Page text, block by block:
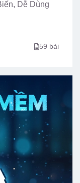
Dễ Dùng
59 bài